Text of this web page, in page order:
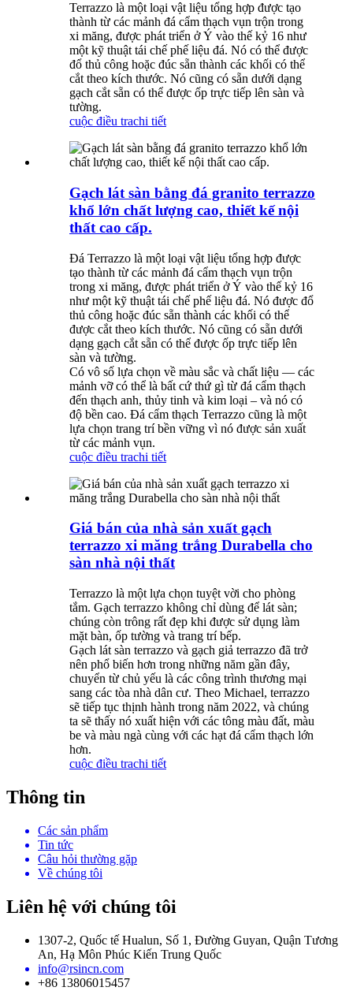
Terrazzo là một loại vật liệu tổng hợp được tạo
thành từ các mảnh đá cẩm thạch vụn trộn trong
xi măng, được phát triển ở Ý vào thế kỷ 16 như
một kỹ thuật tái chế phế liệu đá. Nó có thể được
đổ thủ công hoặc đúc sẵn thành các khối có thể
cắt theo kích thước. Nó cũng có sẵn dưới dạng
gạch cắt sẵn có thể được ốp trực tiếp lên sàn và
tường.
cuộc điều trachi tiết
Gạch lát sàn bằng đá granito terrazzo
khổ lớn chất lượng cao, thiết kế nội
thất cao cấp.
Đá Terrazzo là một loại vật liệu tổng hợp được
tạo thành từ các mảnh đá cẩm thạch vụn trộn
trong xi măng, được phát triển ở Ý vào thế kỷ 16
như một kỹ thuật tái chế phế liệu đá. Nó được đổ
thủ công hoặc đúc sẵn thành các khối có thể
được cắt theo kích thước. Nó cũng có sẵn dưới
dạng gạch cắt sẵn có thể được ốp trực tiếp lên
sàn và tường.
Có vô số lựa chọn về màu sắc và chất liệu — các
mảnh vỡ có thể là bất cứ thứ gì từ đá cẩm thạch
đến thạch anh, thủy tinh và kim loại – và nó có
độ bền cao. Đá cẩm thạch Terrazzo cũng là một
lựa chọn trang trí bền vững vì nó được sản xuất
từ ​​các mảnh vụn.
cuộc điều trachi tiết
Giá bán của nhà sản xuất gạch
terrazzo xi măng trắng Durabella cho
sàn nhà nội thất
Terrazzo là một lựa chọn tuyệt vời cho phòng
tắm. Gạch terrazzo không chỉ dùng để lát sàn;
chúng còn trông rất đẹp khi được sử dụng làm
mặt bàn, ốp tường và trang trí bếp.
Gạch lát sàn terrazzo và gạch giả terrazzo đã trở
nên phổ biến hơn trong những năm gần đây,
chuyển từ chủ yếu là các công trình thương mại
sang các tòa nhà dân cư. Theo Michael, terrazzo
sẽ tiếp tục thịnh hành trong năm 2022, và chúng
ta sẽ thấy nó xuất hiện với các tông màu đất, màu
be và màu ngà cùng với các hạt đá cẩm thạch lớn
hơn.
cuộc điều trachi tiết
Thông tin
Các sản phẩm
Tin tức
Câu hỏi thường gặp
Về chúng tôi
Liên hệ với chúng tôi
1307-2, Quốc tế Hualun, Số 1, Đường Guyan, Quận Tương
An, Hạ Môn Phúc Kiến Trung Quốc
info@rsincn.com
+86 13806015457